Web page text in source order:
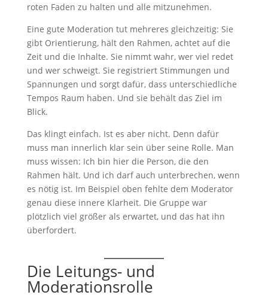
roten Faden zu halten und alle mitzunehmen.
Eine gute Moderation tut mehreres gleichzeitig: Sie
gibt Orientierung, hält den Rahmen, achtet auf die
Zeit und die Inhalte. Sie nimmt wahr, wer viel redet
und wer schweigt. Sie registriert Stimmungen und
Spannungen und sorgt dafür, dass unterschiedliche
Tempos Raum haben. Und sie behält das Ziel im
Blick.
Das klingt einfach. Ist es aber nicht. Denn dafür
muss man innerlich klar sein über seine Rolle. Man
muss wissen: Ich bin hier die Person, die den
Rahmen hält. Und ich darf auch unterbrechen, wenn
es nötig ist. Im Beispiel oben fehlte dem Moderator
genau diese innere Klarheit. Die Gruppe war
plötzlich viel größer als erwartet, und das hat ihn
überfordert.
Die Leitungs- und
Moderationsrolle